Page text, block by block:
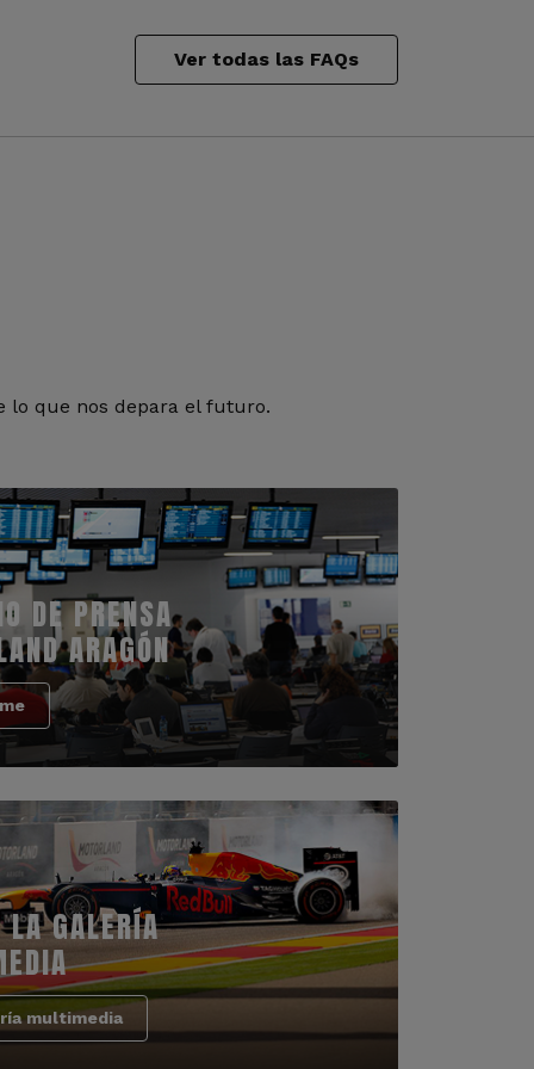
Ver todas las FAQs
lo que nos depara el futuro.
DE PRENSA
ARAGÓN
LA GALERÍA
multimedia